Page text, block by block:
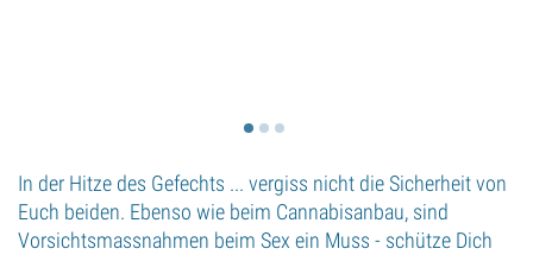
In der Hitze des Gefechts ... vergiss nicht die Sicherheit von
Euch beiden. Ebenso wie beim Cannabisanbau, sind
Vorsichtsmassnahmen beim Sex ein Muss - schütze Dich